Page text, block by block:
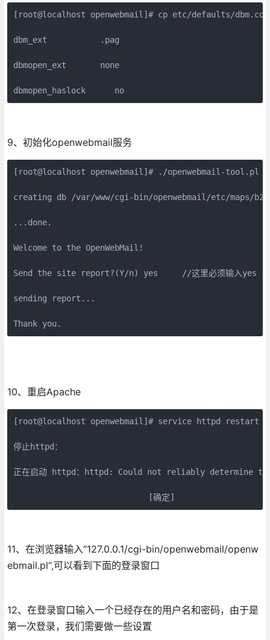
[root@localhost openwebmail]# cp etc/defaults/
dbm_ext           .pag
dbmopen_ext       none
dbmopen_haslock      no
9、初始化openwebmail服务
[root@localhost openwebmail]# ./openwebmail-
creating db /var/www/cgi-bin/openwebmail/etc/maps/
...done.
Welcome to the OpenWebMail!
Send the site report?(Y/n) yes     //这里必须输入yes
sending report...
Thank you.
10、重启Apache
[root@localhost openwebmail]# service httpd restart
停止httpd：
正在启动 httpd：httpd: Could not reliably determine
                            [确定]
11、在浏览器输入“127.0.0.1/cgi-bin/openwebmail/openw
ebmail.pl“,可以看到下面的登录窗口
12、在登录窗口输入一个已经存在的用户名和密码，由于是
第一次登录，我们需要做一些设置